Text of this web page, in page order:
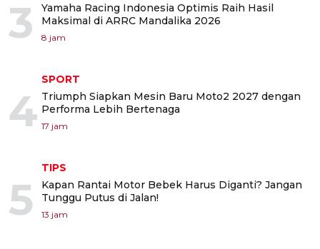
3
Yamaha Racing Indonesia Optimis Raih Hasil
Maksimal di ARRC Mandalika 2026
8 jam
4
SPORT
Triumph Siapkan Mesin Baru Moto2 2027 dengan
Performa Lebih Bertenaga
17 jam
5
TIPS
Kapan Rantai Motor Bebek Harus Diganti? Jangan
Tunggu Putus di Jalan!
13 jam